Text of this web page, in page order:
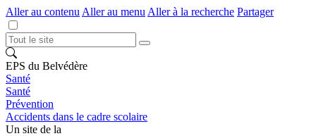
Aller au contenu Aller au menu Aller à la recherche Partager
EPS du Belvédère
Santé
Santé
Prévention
Accidents dans le cadre scolaire
Un site de la